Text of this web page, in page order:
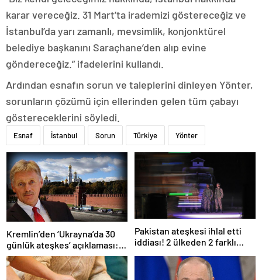
karar vereceğiz. 31 Mart’ta irademizi göstereceğiz ve
İstanbul’da yarı zamanlı, mevsimlik, konjonktürel
belediye başkanını Saraçhane’den alıp evine
göndereceğiz.” ifadelerini kullandı.
Ardından esnafın sorun ve taleplerini dinleyen Yönter,
sorunların çözümü için ellerinden gelen tüm çabayı
göstereceklerini söyledi.
Esnaf İstanbul Sorun Türkiye Yönter
Kremlin’den ‘Ukrayna’da 30
günlük ateşkes’ açıklaması:
Bunu iyice düşünmeliyiz
Pakistan ateşkesi ihlal etti
iddiası! 2 ülkeden 2 farklı